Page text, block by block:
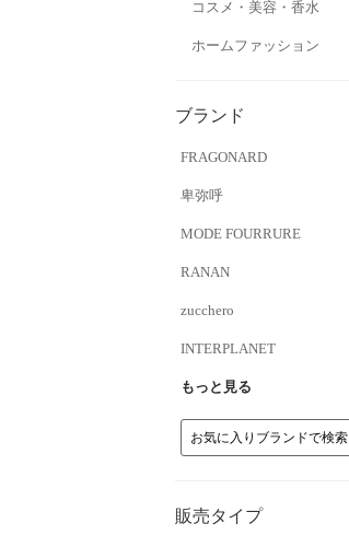
コスメ・美容・香水
ホームファッション
ブランド
FRAGONARD
卑弥呼
MODE FOURRURE
RANAN
zucchero
INTERPLANET
もっと見る
お気に入りブランドで検索
販売タイプ